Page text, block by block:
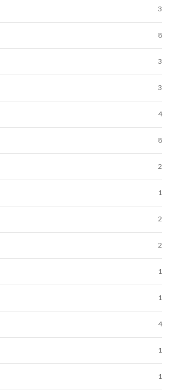
3
8
3
3
4
8
2
1
2
2
1
1
4
1
1